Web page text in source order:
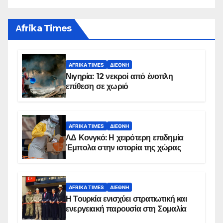
Αfrika Times
AFRIKA TIMES ΔΙΕΘΝΉ
Νιγηρία: 12 νεκροί από ένοπλη
επίθεση σε χωριό
AFRIKA TIMES ΔΙΕΘΝΉ
ΛΔ Κονγκό: Η χειρότερη επιδημία
Έμπολα στην ιστορία της χώρας
AFRIKA TIMES ΔΙΕΘΝΉ
Η Τουρκία ενισχύει στρατιωτική και
ενεργειακή παρουσία στη Σομαλία